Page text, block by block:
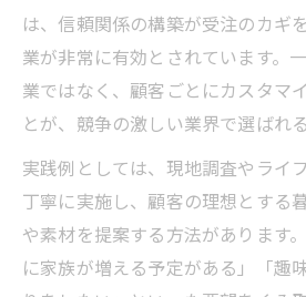
は、信頼関係の構築が受注のカギ
業が非常に有効とされています。
業ではなく、顧客ごとにカスタマ
とが、競争の激しい業界で選ばれ
実践例としては、現地調査やライ
丁寧に実施し、顧客の理想とする
や素材を提案する方法があります
に家族が増える予定がある」「趣